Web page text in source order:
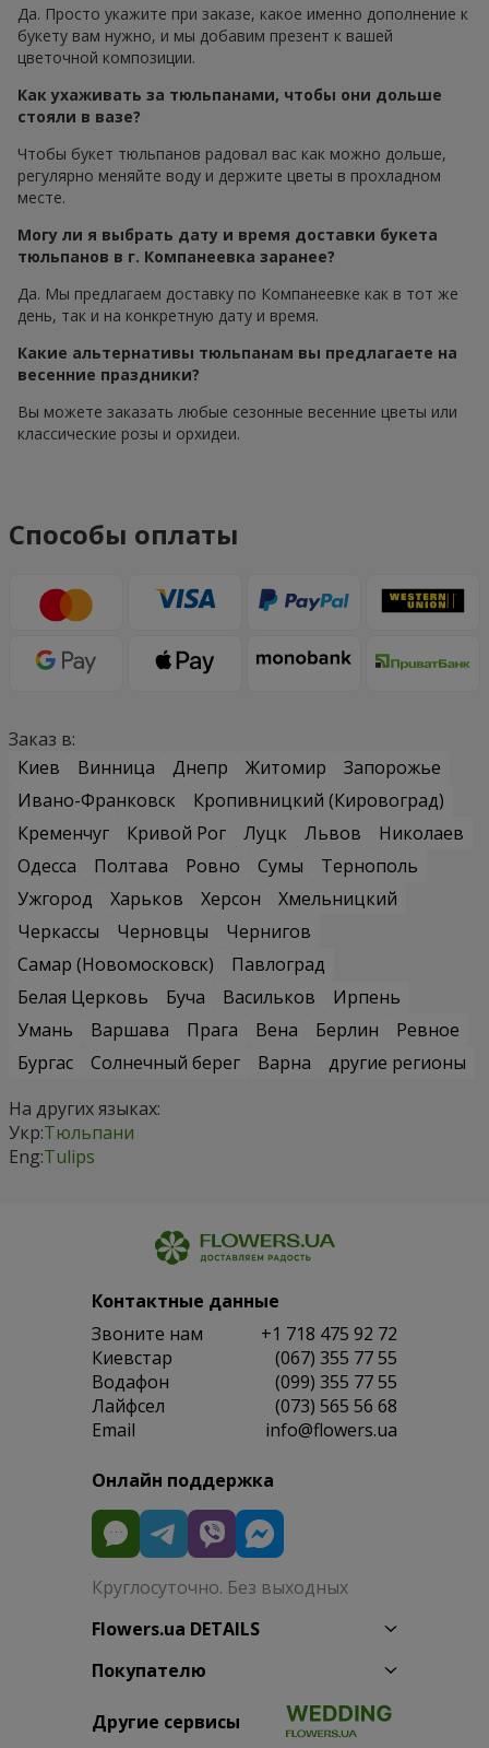
Да. Просто укажите при заказе, какое именно дополнение к
букету вам нужно, и мы добавим презент к вашей
цветочной композиции.
Как ухаживать за тюльпанами, чтобы они дольше
стояли в вазе?
Чтобы букет тюльпанов радовал вас как можно дольше,
регулярно меняйте воду и держите цветы в прохладном
месте.
Могу ли я выбрать дату и время доставки букета
тюльпанов в г. Компанеевка заранее?
Да. Мы предлагаем доставку по Компанеевке как в тот же
день, так и на конкретную дату и время.
Какие альтернативы тюльпанам вы предлагаете на
весенние праздники?
Вы можете заказать любые сезонные весенние цветы или
классические розы и орхидеи.
Способы оплаты
Заказ в:
Киев
Винница Днепр Житомир
Запорожье
Ивано-Франковск
Кропивницкий (Кировоград)
Кременчуг
Кривой Рог Луцк Львов
Николаев
Одесса
Полтава Ровно Сумы
Тернополь
Ужгород
Харьков Херсон
Хмельницкий
Черкассы
Черновцы
Чернигов
Самар (Новомосковск)
Павлоград
Белая Церковь
Буча Васильков
Ирпень
Умань
Варшава Прага Вена Берлин
Ревное
Бургас
Солнечный берег Варна
другие регионы
На других языках:
Укр:Тюльпани
Eng:Tulips
Контактные данные
Звоните нам
+1 718 475 92 72
Киевстар
(067) 355 77 55
Водафон
(099) 355 77 55
Лайфсел
(073) 565 56 68
Email
info@flowers.ua
Онлайн поддержка
Круглосуточно. Без выходных
Flowers.ua DETAILS
Покупателю
Другие сервисы